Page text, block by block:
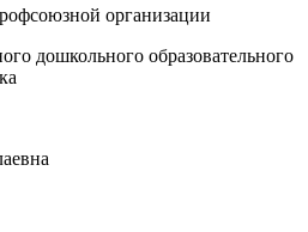
организации
дошкольного образовательного